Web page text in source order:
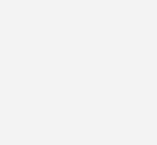
in Kitas, Schulen oder
Auch für die
und die
und europäische
des BWP: